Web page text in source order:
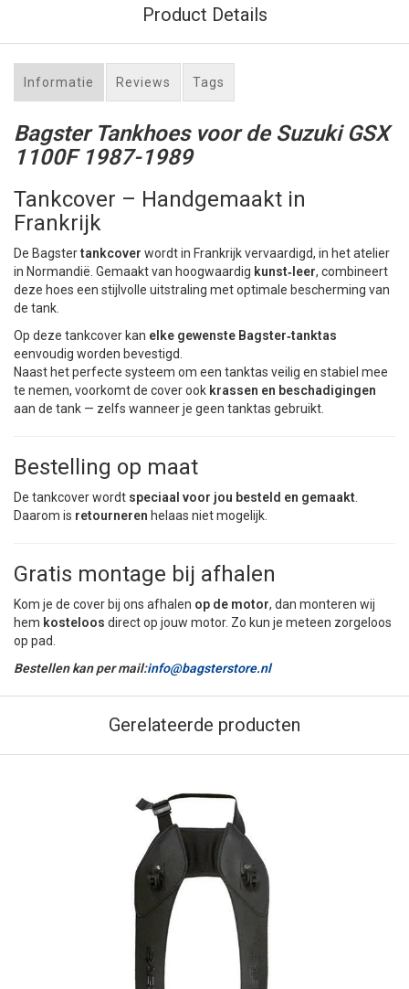
Product Details
Informatie Reviews Tags
Bagster Tankhoes voor de Suzuki GSX
1100F 1987-1989
Tankcover – Handgemaakt in
Frankrijk
De Bagstertankcover wordt in Frankrijk vervaardigd, in het atelier
in Normandië. Gemaakt van hoogwaardig kunst‑leer, combineert
deze hoes een stijlvolle uitstraling met optimale bescherming van
de tank.
Op deze tankcover kan elke gewenste Bagster‑tanktas
eenvoudig worden bevestigd.
Naast het perfecte systeem om een tanktas veilig en stabiel mee
te nemen, voorkomt de cover ook krassen en beschadigingen
aan de tank — zelfs wanneer je geen tanktas gebruikt.
Bestelling op maat
De tankcover wordt speciaal voor jou besteld en gemaakt
Daarom is retourneren helaas niet mogelijk.
Gratis montage bij afhalen
Kom je de cover bij ons afhalen op de motor, dan monteren wij
hem kosteloos direct op jouw motor. Zo kun je meteen zorgeloos
op pad.
Bestellen kan per mail:info@bagsterstore.nl
Gerelateerde producten